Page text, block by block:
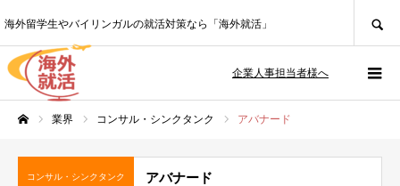
海外留学生やバイリンガルの就活対策なら「海外就活」
企業人事担当者様へ
業界 コンサル・シンクタンク アバナード
コンサル・シンクタンク アバナード